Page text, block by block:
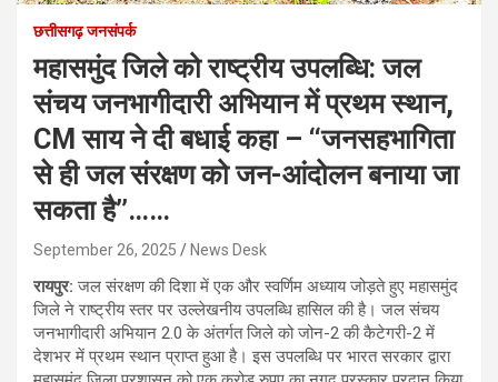
छत्तीसगढ़ जनसंपर्क
महासमुंद जिले को राष्ट्रीय उपलब्धि: जल
संचय जनभागीदारी अभियान में प्रथम स्थान,
CM साय ने दी बधाई कहा – ‘‘जनसहभागिता
से ही जल संरक्षण को जन-आंदोलन बनाया जा
सकता है’’……
September 26, 2025 News Desk
रायपुर: जल संरक्षण की दिशा में एक और स्वर्णिम अध्याय जोड़ते हुए महासमुंद
जिले ने राष्ट्रीय स्तर पर उल्लेखनीय उपलब्धि हासिल की है। जल संचय
जनभागीदारी अभियान 2.0 के अंतर्गत जिले को जोन-2 की कैटेगरी-2 में
देशभर में प्रथम स्थान प्राप्त हुआ है। इस उपलब्धि पर भारत सरकार द्वारा